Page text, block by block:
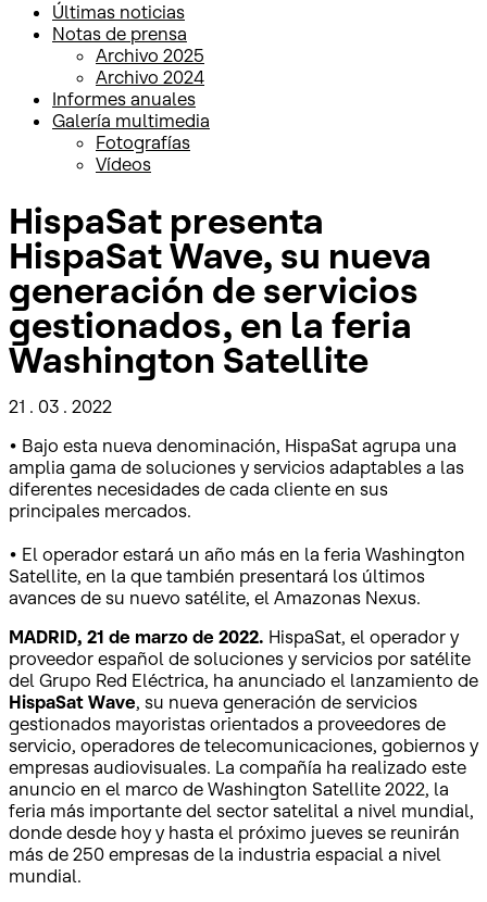
Últimas noticias
Notas de prensa
Archivo 2025
Archivo 2024
Informes anuales
Galería multimedia
Fotografías
Vídeos
HispaSat presenta
HispaSat Wave, su nueva
generación de servicios
gestionados, en la feria
Washington Satellite
21 . 03 . 2022
• Bajo esta nueva denominación, HispaSat agrupa una
amplia gama de soluciones y servicios adaptables a las
diferentes necesidades de cada cliente en sus
principales mercados.
• El operador estará un año más en la feria Washington
Satellite, en la que también presentará los últimos
avances de su nuevo satélite, el Amazonas Nexus.
MADRID, 21 de marzo de 2022. HispaSat, el operador y
proveedor español de soluciones y servicios por satélite
del Grupo Red Eléctrica, ha anunciado el lanzamiento de
HispaSat Wave, su nueva generación de servicios
gestionados mayoristas orientados a proveedores de
servicio, operadores de telecomunicaciones, gobiernos y
empresas audiovisuales. La compañía ha realizado este
anuncio en el marco de Washington Satellite 2022, la
feria más importante del sector satelital a nivel mundial,
donde desde hoy y hasta el próximo jueves se reunirán
más de 250 empresas de la industria espacial a nivel
mundial.